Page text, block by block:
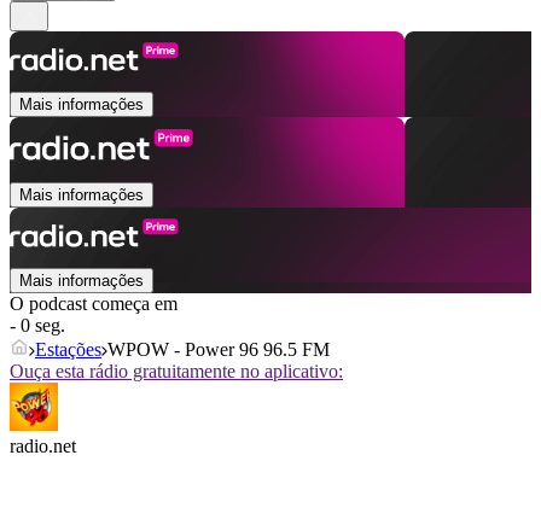
Mais informações
Mais informações
Mais informações
O podcast começa em
- 0 seg.
Estações WPOW - Power 96 96.5 FM
Ouça esta rádio gratuitamente no aplicativo:
radio.net